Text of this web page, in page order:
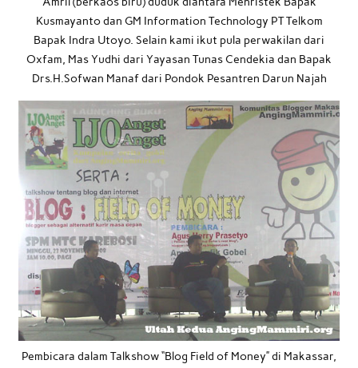
Kusmayanto dan GM Information Technology PT Telkom
Bapak Indra Utoyo. Selain kami ikut pula perwakilan dari
Oxfam, Mas Yudhi dari Yayasan Tunas Cendekia dan Bapak
Drs.H.Sofwan Manaf dari Pondok Pesantren Darun Najah
Pembicara dalam Talkshow “Blog Field of Money” di Makassar,